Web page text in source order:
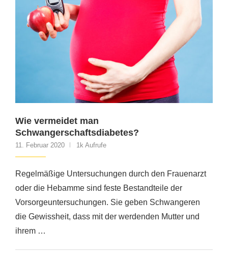
Wie vermeidet man
Schwangerschaftsdiabetes?
11. Februar 2020 1k Aufrufe
Regelmäßige Untersuchungen durch den Frauenarzt
oder die Hebamme sind feste Bestandteile der
Vorsorgeuntersuchungen. Sie geben Schwangeren
die Gewissheit, dass mit der werdenden Mutter und
ihrem …